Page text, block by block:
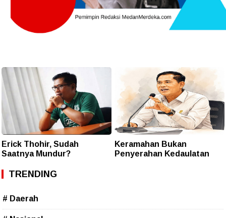
Erick Thohir, Sudah
Saatnya Mundur?
Keramahan Bukan
Penyerahan Kedaulatan
TRENDING
# Daerah